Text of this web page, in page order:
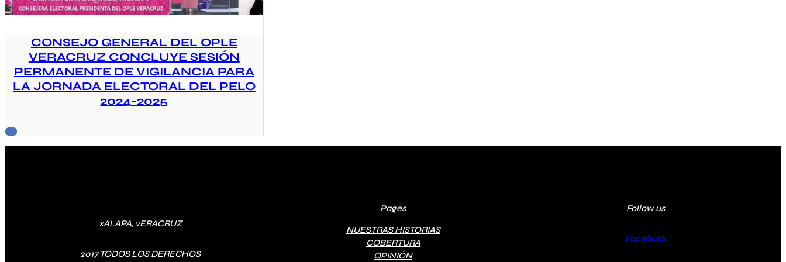
CONSEJO GENERAL DEL OPLE
VERACRUZ CONCLUYE SESIÓN
PERMANENTE DE VIGILANCIA PARA
LA JORNADA ELECTORAL DEL PELO
2024-2025
xALAPA, vERACRUZ
2017 TODOS LOS DERECHOS
Pages
NUESTRAS HISTORIAS
COBERTURA
OPINIÓN
Follow us
Facebook